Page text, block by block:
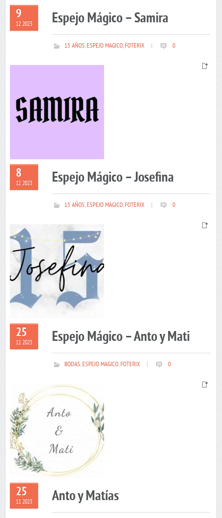
9
12 2023 Espejo Mágico – Samira
15 AÑOS,ESPEJO MAGICO,FOTERIX 0
8
12 2023 Espejo Mágico – Josefina
15 AÑOS,ESPEJO MAGICO,FOTERIX 0
25
11 2023 Espejo Mágico – Anto y Mati
BODAS,ESPEJO MAGICO,FOTERIX 0
25
11 2023 Anto y Matías